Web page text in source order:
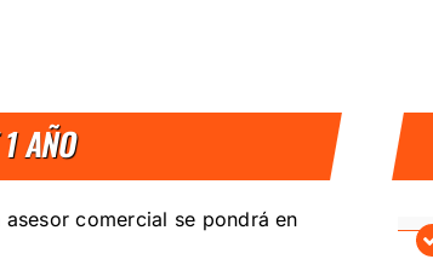
AÑO
comercial se pondrá en